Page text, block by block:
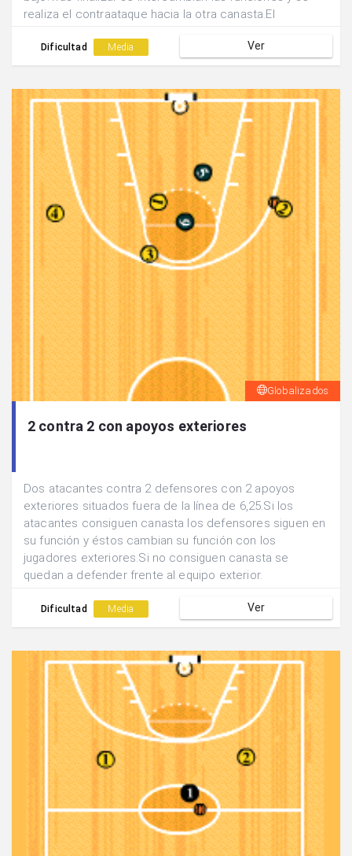
realiza el contraataque hacia la otra canasta.El
pasador se convierte en finalizador.
Dificultad Media Ver
Globalizados
2 contra 2 con apoyos exteriores
Dos atacantes contra 2 defensores con 2 apoyos
exteriores situados fuera de la línea de 6,25.Si los
atacantes consiguen canasta los defensores siguen en
su función y éstos cambian su función con los
jugadores exteriores.Si no consiguen canasta se
quedan a defender frente al equipo exterior.
Dificultad Media Ver